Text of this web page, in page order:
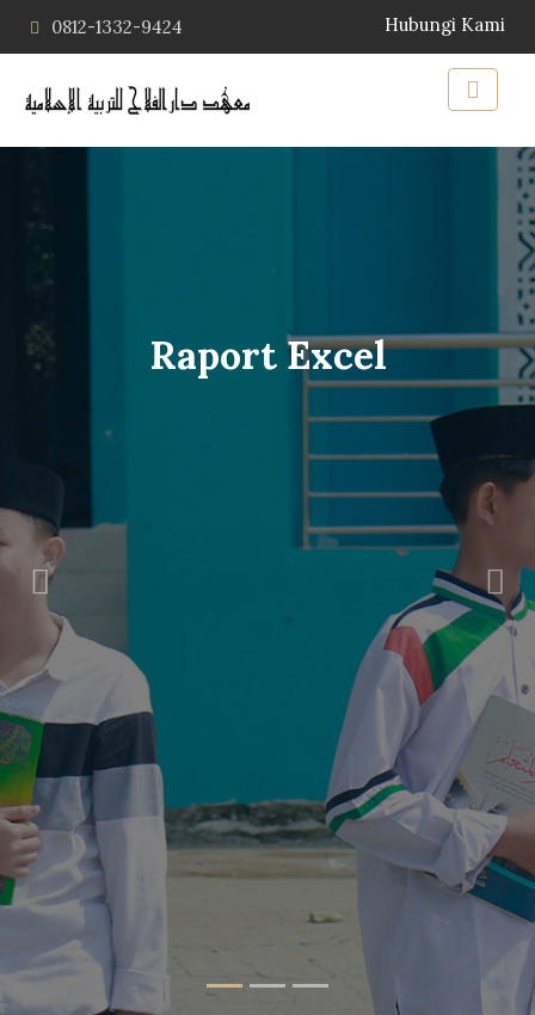
0812-1332-9424 Hubungi Kami
Raport Excel
Previous